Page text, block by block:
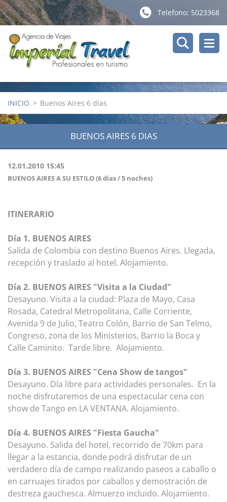
Telefono: 5023368
INICIO > Buenos Aires 6 dias
BUENOS AIRES 6 DIAS
12.01.2010 15:45
BUENOS AIRES A SU ESTILO (6 dias / 5 noches)
ITINERARIO
Día 1. BUENOS AIRES
Salida de Colombia con destino Buenos Aires. Llegada,
recepción y traslado al hotel. Alojamiento.
Día 2. BUENOS AIRES "Visita a la Ciudad"
Desayuno. Visita a la ciudad: Plaza de Mayo, Casa
Rosada, Catedral Metropolitana, Calle Corriente,
Avenida 9 de Julio, Teatro Colón, Barrio de San Telmo,
Congreso, zona de los Ministerios, Barrio la Boca y
Calle Caminito. Tarde libre. Alojamiento.
Día 3. BUENOS AIRES "Cena Show de tangos"
Desayuno. Día libre para actividades personales. En la
noche disfrutaremos de una espectacular cena con
show de Tango en LA VENTANA. Alojamiento.
Día 4. BUENOS AIRES "Fiesta Gaucha"
Desayuno. Salida del hotel, recorrido de 70km para
llegar a la estancia, donde podrá disfrutar de un
verdadero día de campo realizando paseos a caballo o
en carruajes tirados por caballos y demostración de
destreza gauchesca. Almuerzo incluido. Alojamiento.